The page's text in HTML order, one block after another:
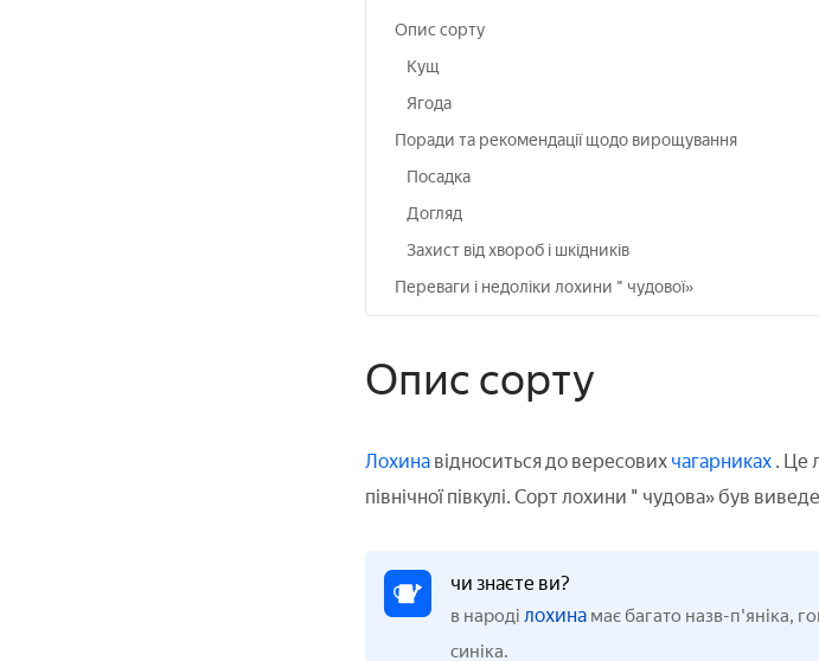
Опис сорту
Кущ
Ягода
Поради та рекомендації щодо вирощування
Посадка
Догляд
Захист від хвороб і шкідників
Переваги і недоліки лохини " чудової»
Опис сорту
Лохинавідноситься до вересових чагарниках . Це
північної півкулі. Сорт лохини " чудова» був
чи знаєте ви?
в народі лохина має багато назв-п'яніка,
синіка.